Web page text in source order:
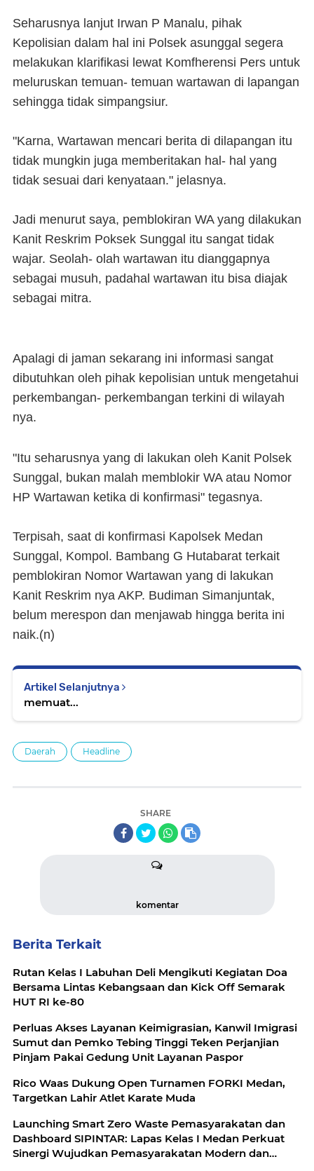
Seharusnya lanjut Irwan P Manalu, pihak
Kepolisian dalam hal ini Polsek asunggal segera
melakukan klarifikasi lewat Komfherensi Pers untuk
meluruskan temuan- temuan wartawan di lapangan
sehingga tidak simpangsiur.
"Karna, Wartawan mencari berita di dilapangan itu
tidak mungkin juga memberitakan hal- hal yang
tidak sesuai dari kenyataan." jelasnya.
Jadi menurut saya, pemblokiran WA yang dilakukan
Kanit Reskrim Poksek Sunggal itu sangat tidak
wajar. Seolah- olah wartawan itu dianggapnya
sebagai musuh, padahal wartawan itu bisa diajak
sebagai mitra.
Apalagi di jaman sekarang ini informasi sangat
dibutuhkan oleh pihak kepolisian untuk mengetahui
perkembangan- perkembangan terkini di wilayah
nya.
"Itu seharusnya yang di lakukan oleh Kanit Polsek
Sunggal, bukan malah memblokir WA atau Nomor
HP Wartawan ketika di konfirmasi" tegasnya.
Terpisah, saat di konfirmasi Kapolsek Medan
Sunggal, Kompol. Bambang G Hutabarat terkait
pemblokiran Nomor Wartawan yang di lakukan
Kanit Reskrim nya AKP. Budiman Simanjuntak,
belum merespon dan menjawab hingga berita ini
naik.(n)
Artikel Selanjutnya
memuat...
Daerah Headline
SHARE
komentar
Berita Terkait
Rutan Kelas I Labuhan Deli Mengikuti Kegiatan Doa
Bersama Lintas Kebangsaan dan Kick Off Semarak
HUT RI ke-80
Perluas Akses Layanan Keimigrasian, Kanwil Imigrasi
Sumut dan Pemko Tebing Tinggi Teken Perjanjian
Pinjam Pakai Gedung Unit Layanan Paspor
Rico Waas Dukung Open Turnamen FORKI Medan,
Targetkan Lahir Atlet Karate Muda
Launching Smart Zero Waste Pemasyarakatan dan
Dashboard SIPINTAR: Lapas Kelas I Medan Perkuat
Sinergi Wujudkan Pemasyarakatan Modern dan